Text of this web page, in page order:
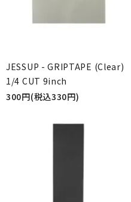
JESSUP - GRIPTAPE (Clear)
1/4 CUT 9inch
300円(税込330円)